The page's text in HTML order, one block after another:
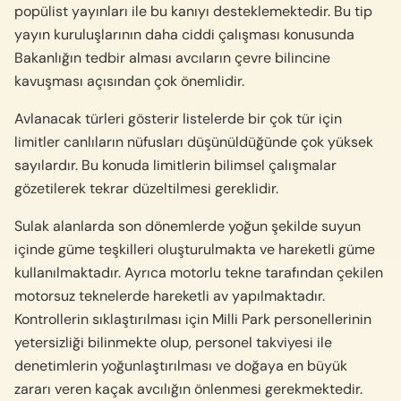
popülist yayınları ile bu kanıyı desteklemektedir. Bu tip
yayın kuruluşlarının daha ciddi çalışması konusunda
Bakanlığın tedbir alması avcıların çevre bilincine
kavuşması açısından çok önemlidir.
Avlanacak türleri gösterir listelerde bir çok tür için
limitler canlıların nüfusları düşünüldüğünde çok yüksek
sayılardır. Bu konuda limitlerin bilimsel çalışmalar
gözetilerek tekrar düzeltilmesi gereklidir.
Sulak alanlarda son dönemlerde yoğun şekilde suyun
içinde güme teşkilleri oluşturulmakta ve hareketli güme
kullanılmaktadır. Ayrıca motorlu tekne tarafından çekilen
motorsuz teknelerde hareketli av yapılmaktadır.
Kontrollerin sıklaştırılması için Milli Park personellerinin
yetersizliği bilinmekte olup, personel takviyesi ile
denetimlerin yoğunlaştırılması ve doğaya en büyük
zararı veren kaçak avcılığın önlenmesi gerekmektedir.